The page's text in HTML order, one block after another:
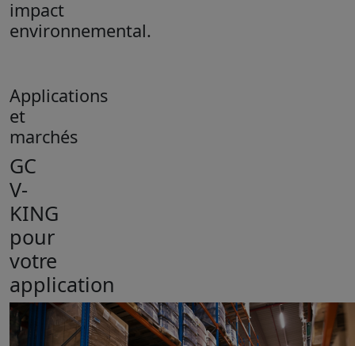
impact
environnemental.
Applications
et
marchés
GC
V-
KING
pour
votre
application